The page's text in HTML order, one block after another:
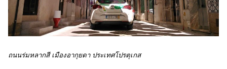
ถนนร่มหลากสี เมืองอากุยดา ประเทศโปรตุเกส